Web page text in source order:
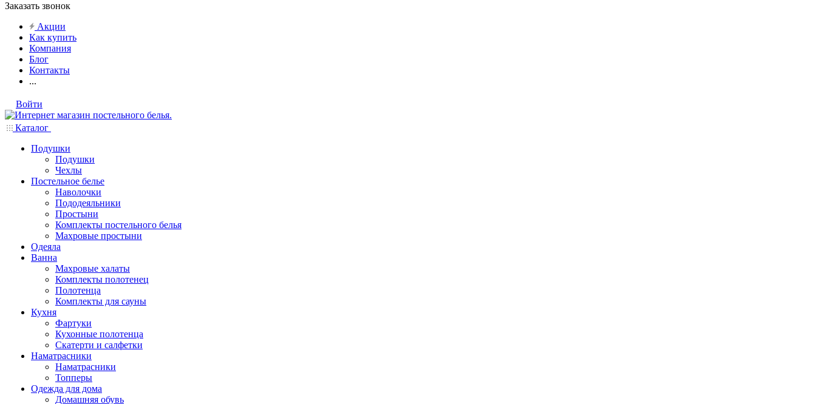
Заказать звонок
Акции
Как купить
Компания
Блог
Контакты
...
Войти
Каталог
Подушки
Подушки
Чехлы
Постельное белье
Наволочки
Пододеяльники
Простыни
Комплекты постельного белья
Махровые простыни
Одеяла
Ванна
Махровые халаты
Комплекты полотенец
Полотенца
Комплекты для сауны
Кухня
Фартуки
Кухонные полотенца
Скатерти и салфетки
Наматрасники
Наматрасники
Топперы
Одежда для дома
Домашняя обувь